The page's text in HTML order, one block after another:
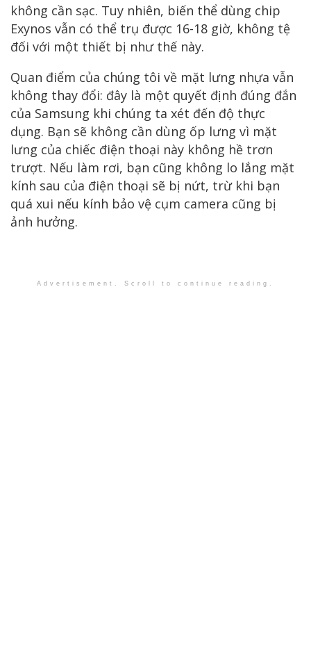
không cần sạc. Tuy nhiên, biến thể dùng chip
Exynos vẫn có thể trụ được 16-18 giờ, không tệ
đối với một thiết bị như thế này.
Quan điểm của chúng tôi về mặt lưng nhựa vẫn
không thay đổi: đây là một quyết định đúng đắn
của Samsung khi chúng ta xét đến độ thực
dụng. Bạn sẽ không cần dùng ốp lưng vì mặt
lưng của chiếc điện thoại này không hề trơn
trượt. Nếu làm rơi, bạn cũng không lo lắng mặt
kính sau của điện thoại sẽ bị nứt, trừ khi bạn
quá xui nếu kính bảo vệ cụm camera cũng bị
ảnh hưởng.
Advertisement. Scroll to continue reading.